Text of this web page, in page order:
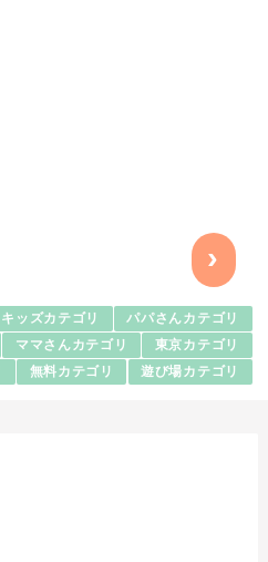
›
キッズカテゴリ パパさんカテゴリ
ママさんカテゴリ 東京カテゴリ
無料カテゴリ 遊び場カテゴリ